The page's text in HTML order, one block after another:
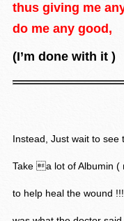
thus giving me
do me any good,
(I’m done with it )
Instead, Just wait to see
Take a lot of Albumin (
to help heal the wound